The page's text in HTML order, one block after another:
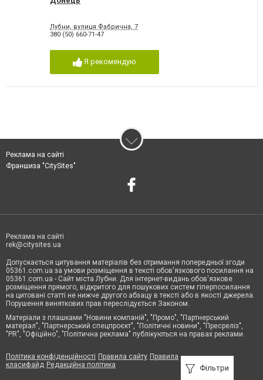
Лубни, вулиця Фабрична, 7
380 (50) 660-71-47
Я рекомендую
Фільтри
Реклама на сайті
Франшиза "CitySites"
Реклама на сайті
rek@citysites.ua
Допускається цитування матеріалів без отримання попередньої згоди
05361.com.ua за умови розміщення в тексті обов'язкового посилання на
05361.com.ua - Сайт міста Лубни. Для інтернет-видань обов'язкове
розміщення прямого, відкритого для пошукових систем гіперпосилання
на цитовані статті не нижче другого абзацу в тексті або в якості джерела.
Порушення виняткових прав переслідується Законом.
Матеріали з плашками "Новини компаній", "Промо", "Партнерський
матеріал", "Партнерський спецпроєкт", "Політичні новини", "Пресреліз",
"PR", "Офіційно", "Політична реклама" публікуються на правах реклами.
Політика конфіденційності Правила сайту Правила
класифайд Редакційна політика